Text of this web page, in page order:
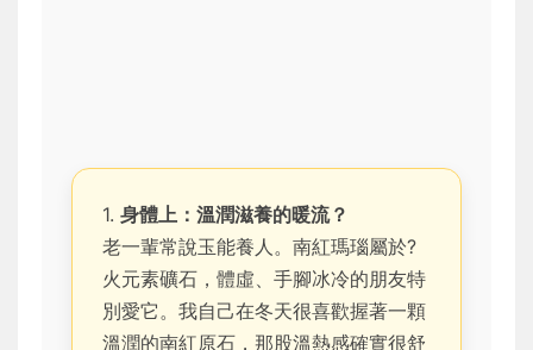
1. 身體上：溫潤滋養的暖流？
老一輩常說玉能養人。南紅瑪瑙屬於?
火元素礦石，體虛、手腳冰冷的朋友特
別愛它。我自己在冬天很喜歡握著一顆
溫潤的南紅原石，那股溫熱感確實很舒